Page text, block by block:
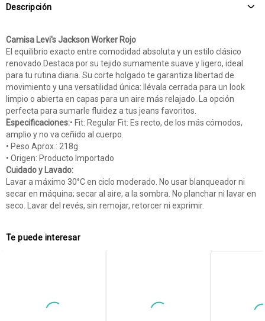
Descripción
Camisa Levi's Jackson Worker Rojo
El equilibrio exacto entre comodidad absoluta y un estilo clásico
renovado.Destaca por su tejido sumamente suave y ligero, ideal
para tu rutina diaria. Su corte holgado te garantiza libertad de
movimiento y una versatilidad única: llévala cerrada para un look
limpio o abierta en capas para un aire más relajado. La opción
perfecta para sumarle fluidez a tus jeans favoritos.
Especificaciones:• Fit: Regular Fit: Es recto, de los más cómodos,
amplio y no va ceñido al cuerpo.
• Peso Aprox.: 218g
• Origen: Producto Importado
Cuidado y Lavado:
Lavar a máximo 30°C en ciclo moderado. No usar blanqueador ni
secar en máquina; secar al aire, a la sombra. No planchar ni lavar en
seco. Lavar del revés, sin remojar, retorcer ni exprimir.
Te puede interesar